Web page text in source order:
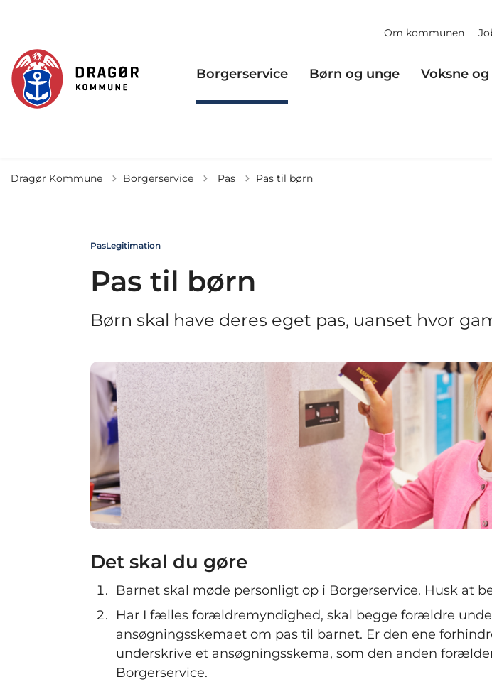
Om kommunen
Borgerservice Børn og unge Voksne
Dragør Kommune Borgerservice Tilbage til
Pas Pas til børn
PasLegitimation
Pas til børn
Børn skal have deres eget pas, uanset hvor
Det skal du gøre
Barnet skal møde personligt op i Borgerservice. Husk at
Har I fælles forældremyndighed, skal begge forældre
ansøgningsskemaet om pas til barnet. Er den ene
underskrive et ansøgningsskema, som den anden
Borgerservice.